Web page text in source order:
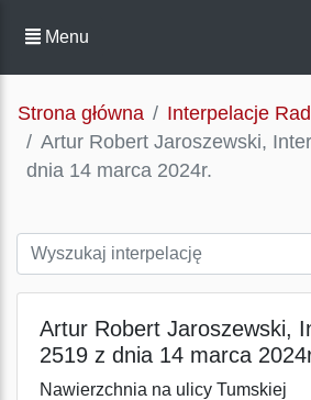
Menu
Strona główna
Interpelacje
Artur Robert Jaroszewski,
dnia 14 marca 2024r.
Artur Robert Jaroszewski,
2519 z dnia 14 marca
Nawierzchnia na ulicy Tumskiej